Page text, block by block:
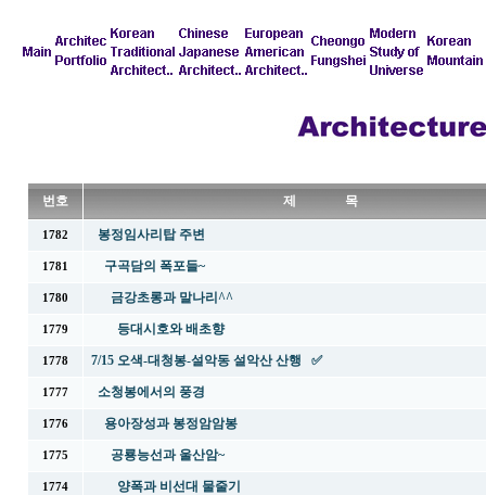
번호 제 목
1782 봉정임사리탑 주변
1781 구곡담의 폭포들~
1780 금강초롱과 말나리^^
1779 등대시호와 배초향
1778 7/15 오색-대청봉-설악동 설악산 산행 ✅
1777 소청봉에서의 풍경
1776 용아장성과 봉정암암봉
1775 공룡능선과 울산암~
1774 양폭과 비선대 물줄기